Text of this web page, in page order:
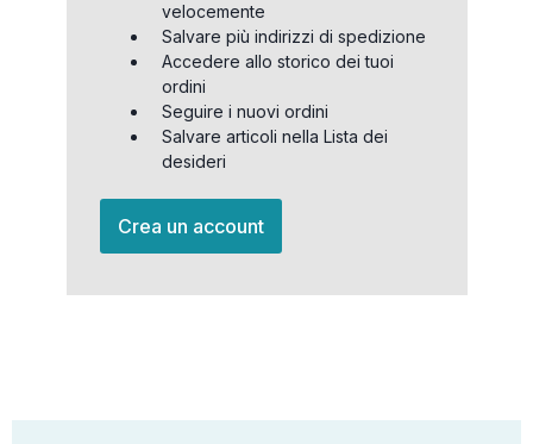
velocemente
Salvare più indirizzi di spedizione
Accedere allo storico dei tuoi
ordini
Seguire i nuovi ordini
Salvare articoli nella Lista dei
desideri
Crea un account